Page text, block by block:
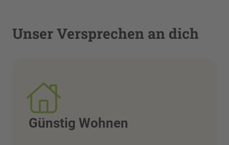
Unser Versprechen an dich
Günstig Wohnen